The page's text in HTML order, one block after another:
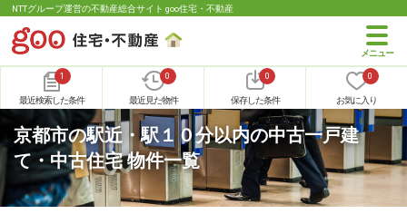
NTTグループ運営の不動産総合サイト goo住宅・不動産
1
最近検索した条件
0
最近見た物件
0
保存した条件
0
お気に入り
京都市の駅近・駅１０分以内の中古一戸建
て・中古住宅 物件一覧